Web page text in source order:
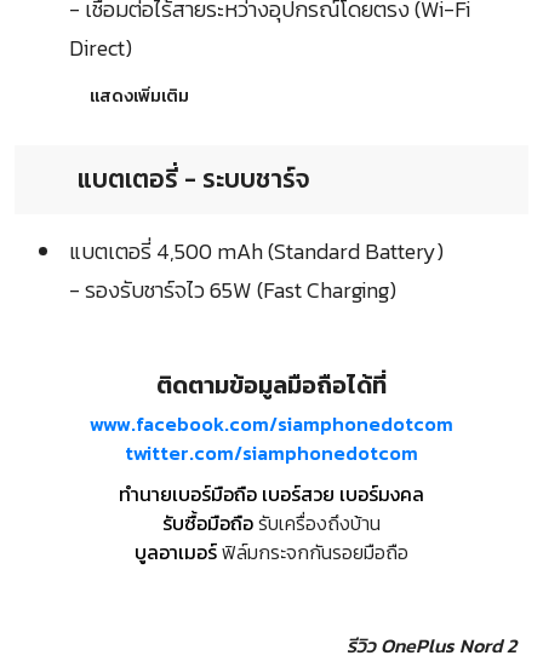
- เชื่อมต่อไร้สายระหว่างอุปกรณ์โดยตรง (Wi-Fi
Direct)
แสดงเพิ่มเติม
แบตเตอรี่ - ระบบชาร์จ
แบตเตอรี่ 4,500 mAh (Standard Battery)
- รองรับชาร์จไว 65W (Fast Charging)
ติดตามข้อมูลมือถือได้ที่
www.facebook.com/siamphonedotcom
twitter.com/siamphonedotcom
ทำนายเบอร์มือถือ เบอร์สวย เบอร์มงคล
รับซื้อมือถือรับเครื่องถึงบ้าน
บูลอาเมอร์ฟิล์มกระจกกันรอยมือถือ
รีวิว OnePlus Nord 2